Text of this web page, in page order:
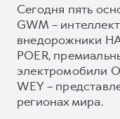
Сегодня пять
GWM –
внедорожники
POER,
электромобили
WEY –
регионах мира.